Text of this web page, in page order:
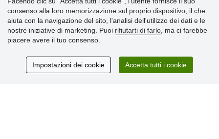
» Impostazioni dei cookie
» Termini & Condizioni
» Informativa sulla Privacy
» Consegna e pagamento
» Garanzia e resi
consenso alla loro memorizzazione sul proprio dispositivo, il che
aiuta con la navigazione del sito, l'analisi dell'utilizzo dei dati e le
nostre iniziative di marketing. Puoi rifiutarti di farlo , ma ci farebbe
piacere avere il tuo consenso.
Impostazioni dei cookie Accetta tutti i cookie